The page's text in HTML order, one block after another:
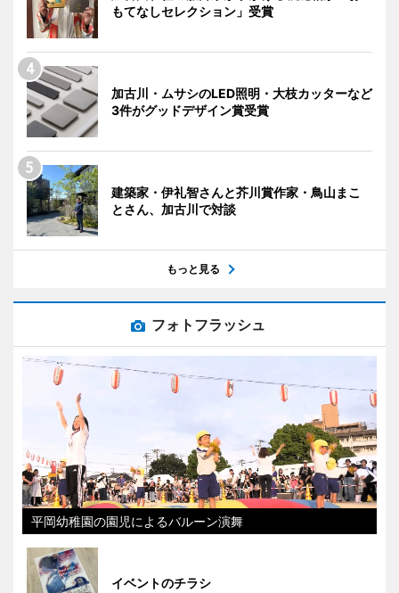
もてなしセレクション」受賞
加古川・ムサシのLED照明・大枝カッターなど
3件がグッドデザイン賞受賞
建築家・伊礼智さんと芥川賞作家・鳥山まこ
とさん、加古川で対談
もっと見る
フォトフラッシュ
平岡幼稚園の園児によるバルーン演舞
イベントのチラシ